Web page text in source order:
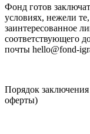
Фонд готов
условиях, нежели
заинтересованное
соответствующего
почты hello@fond-
Порядок
оферты)